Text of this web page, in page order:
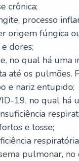
crônica;
processo
origem fúngica
dores;
no qual há uma
até os pulmões.
e nariz entupido;
19, no qual há
e tosse;
pulmonar,